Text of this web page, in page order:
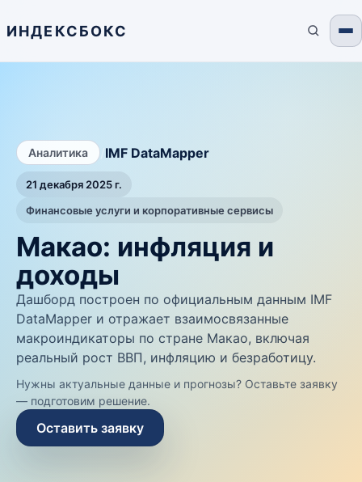
ИНДЕКСБОКС
Аналитика IMF DataMapper
21 декабря 2025 г.
Финансовые услуги и корпоративные сервисы
Макао: инфляция и
доходы
Дашборд построен по официальным данным IMF
DataMapper и отражает взаимосвязанные
макроиндикаторы по стране Макао, включая
реальный рост ВВП, инфляцию и безработицу.
Нужны актуальные данные и прогнозы? Оставьте заявку
— подготовим решение.
Оставить заявку